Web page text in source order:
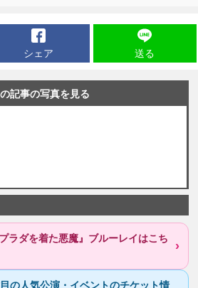
シェア 送る
記事の写真を見る
ラダを着た悪魔』ブルーレイはこち
の人気公演・イベントのチケット情